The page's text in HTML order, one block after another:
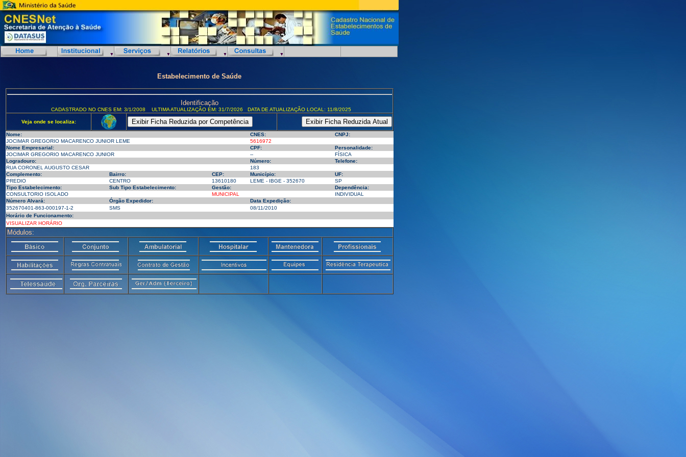
Estabelecimento de Saúde
Identificação
CADASTRADO NO CNES EM: 3/1/2008 ULTIMA ATUALIZAÇÃO EM: 31/7/2026 DATA DE ATUALIZAÇÃO LOCAL: 11/8/2025
Veja onde se localiza:
Nome: CNES:
CNPJ:
JOCIMAR GREGORIO MACARENCO JUNIOR LEME
5616972
Nome Empresarial:
CPF:
Personalidade:
JOCIMAR GREGORIO MACARENCO JUNIOR
--
FÍSICA
Logradouro:
Número:
Telefone:
RUA CORONEL AUGUSTO CESAR
183
Complemento:
Bairro: CEP: Município:
UF:
PREDIO
CENTRO 13610180 LEME - IBGE - 352670
SP
Tipo Estabelecimento:
Sub Tipo Estabelecimento: Gestão:
Dependência:
CONSULTORIO ISOLADO
MUNICIPAL
INDIVIDUAL
Número Alvará:
Órgão Expedidor:
Data Expedição:
352670401-863-000197-1-2
SMS
08/11/2010
Horário de Funcionamento:
VISUALIZAR HORÁRIO
Módulos: